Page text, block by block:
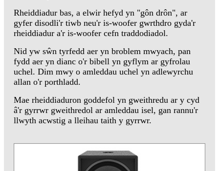
Rheiddiadur bas, a elwir hefyd yn "gôn drôn", ar
gyfer disodli'r tiwb neu'r is-woofer gwrthdro gyda'r
rheiddiadur a'r is-woofer cefn traddodiadol.
Nid yw sŵn tyrfedd aer yn broblem mwyach, pan
fydd aer yn dianc o'r bibell yn gyflym ar gyfrolau
uchel. Dim mwy o amleddau uchel yn adlewyrchu
allan o'r porthladd.
Mae rheiddiaduron goddefol yn gweithredu ar y cyd
â'r gyrrwr gweithredol ar amleddau isel, gan rannu'r
llwyth acwstig a lleihau taith y gyrrwr.